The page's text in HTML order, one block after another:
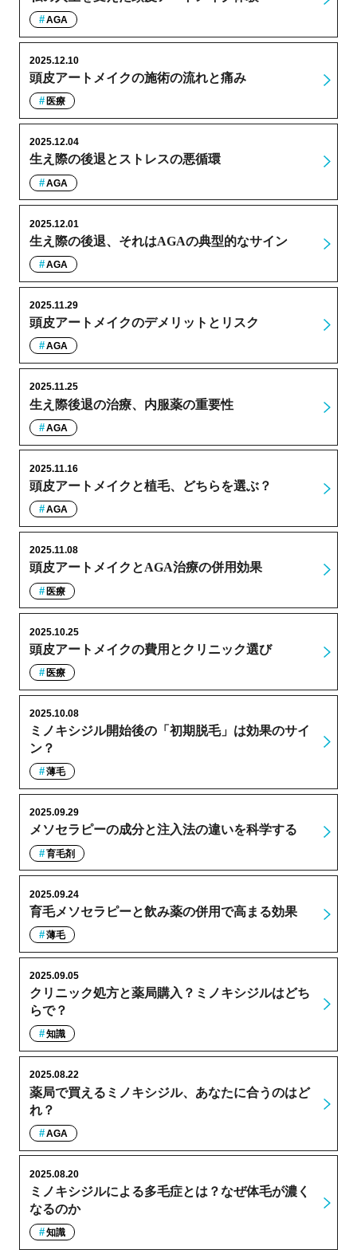
AGA
頭皮アートメイクの施術の流れと痛み
2025.12.10
医療
生え際の後退とストレスの悪循環
2025.12.04
AGA
生え際の後退、それはAGAの典型的なサイン
2025.12.01
AGA
頭皮アートメイクのデメリットとリスク
2025.11.29
AGA
生え際後退の治療、内服薬の重要性
2025.11.25
AGA
頭皮アートメイクと植毛、どちらを選ぶ？
2025.11.16
AGA
頭皮アートメイクとAGA治療の併用効果
2025.11.08
医療
頭皮アートメイクの費用とクリニック選び
2025.10.25
医療
ミノキシジル開始後の「初期脱毛」は効果のサイ
ン？
2025.10.08
薄毛
メソセラピーの成分と注入法の違いを科学する
2025.09.29
育毛剤
育毛メソセラピーと飲み薬の併用で高まる効果
2025.09.24
薄毛
クリニック処方と薬局購入？ミノキシジルはどち
らで？
2025.09.05
知識
薬局で買えるミノキシジル、あなたに合うのはど
れ？
2025.08.22
AGA
ミノキシジルによる多毛症とは？なぜ体毛が濃く
なるのか
2025.08.20
知識